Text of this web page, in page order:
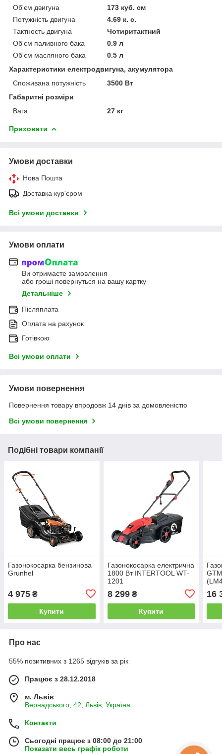
Об'єм двигуна
173 куб. см
Потужність двигуна
4.69 к. с.
Тактность двигуна
Чотиритактний
Об'єм паливного бака
0.9 л
Об'єм масляного бака
0.5 л
Характеристики електродвигуна, акумулятора
Споживана потужність
3500 Вт
Габаритні розміри
Вага
27 кг
Приховати
Умови доставки
Нова Пошта
Доставка кур'єром
Всі умови доставки
Умови оплати
Ви отримаєте замовлення
або гроші повернуться на вашу картку
Детальніше
Післяплата
Оплата на рахунок
Готівкою
Всі умови оплати
Умови повернення
Повернення товару впродовж 14 днів за домовленістю
Всі умови повернення
Подібні товари компанії
Газонокосарка бензинова
Grunhel
4 975 ₴
Купити
Газонокосарка електрична
1800 Вт INTERTOOL WT-
1201
8 299₴
Купити
16
Про нас
55% позитивних з 1265 відгуків за рік
Працює з 28.12.2018
м. Львів
Вернадського, 42, Львів, Україна
Контакти
Сьогодні працює з 08:00 до 21:00
Показати весь графік роботи